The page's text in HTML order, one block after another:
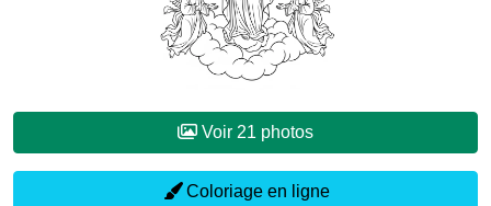
Voir 21 photos
Coloriage en ligne